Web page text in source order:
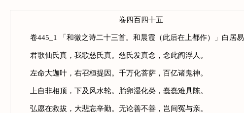
卷四百四十五
卷445_1 「和微之诗二十三首。和晨霞（此后在上都作）」白居易
君歌仙氏真，我歌慈氏真。慈氏发真念，念此阎浮人。
左命大迦叶，右召桓提因。千万化菩萨，百亿诸鬼神。
上自非相顶，下及风水轮。胎卵湿化类，蠢蠢难具陈。
弘愿在救拔，大悲忘辛勤。无论善不善，岂间冤与亲。